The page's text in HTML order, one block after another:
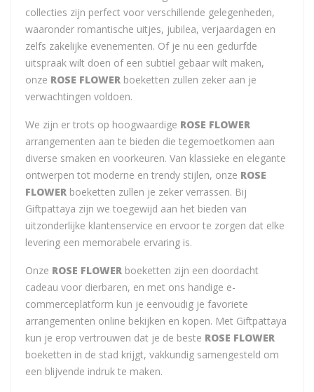
collecties zijn perfect voor verschillende gelegenheden,
waaronder romantische uitjes, jubilea, verjaardagen en
zelfs zakelijke evenementen. Of je nu een gedurfde
uitspraak wilt doen of een subtiel gebaar wilt maken,
onze ROSE FLOWER boeketten zullen zeker aan je
verwachtingen voldoen.
We zijn er trots op hoogwaardige ROSE FLOWER
arrangementen aan te bieden die tegemoetkomen aan
diverse smaken en voorkeuren. Van klassieke en elegante
ontwerpen tot moderne en trendy stijlen, onze ROSE
FLOWER boeketten zullen je zeker verrassen. Bij
Giftpattaya zijn we toegewijd aan het bieden van
uitzonderlijke klantenservice en ervoor te zorgen dat elke
levering een memorabele ervaring is.
Onze ROSE FLOWER boeketten zijn een doordacht
cadeau voor dierbaren, en met ons handige e-
commerceplatform kun je eenvoudig je favoriete
arrangementen online bekijken en kopen. Met Giftpattaya
kun je erop vertrouwen dat je de beste ROSE FLOWER
boeketten in de stad krijgt, vakkundig samengesteld om
een blijvende indruk te maken.